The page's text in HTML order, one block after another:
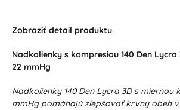
Zobraziť detail produktu
Nadkolienky s kompresiou 140 Den Lycra
22 mmHg
Nadkolienky 140 Den Lycra 3D s miernou
mmHg pomáhajú zlepšovať krvný obeh v